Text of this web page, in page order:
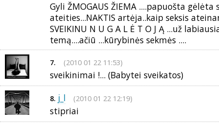
Gyli ŽMOGAUS ŽIEMA ....papuošta gėlėta
ateities...NAKTIS artėja..kaip seksis
SVEIKINU N U G A L Ė T O J Ą ...už
temą....ačiū ...kūrybinės sekmės ....
7. (2010 01 22 11:53)
sveikinimai !... (Babytei sveikatos)
8. j_l (2010 01 22 12:19)
stipriai